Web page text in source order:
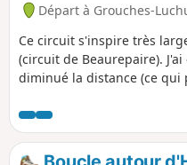
Départ à Grouches-
Ce circuit s'inspire très
(circuit de Beaurepaire).
diminué la distance (ce qui
macadamisées au passage
un peu monotone mais on
en pleine campagne.